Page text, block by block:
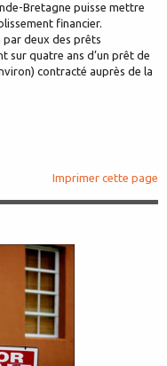
Bretagne puisse mettre
financier.
par deux des prêts
sur quatre ans d’un prêt de
contracté auprès de la
Imprimer cette page